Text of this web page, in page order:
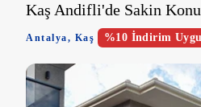
Kaş Andifli'de Sakin
Antalya, Kaş %10 İndirim